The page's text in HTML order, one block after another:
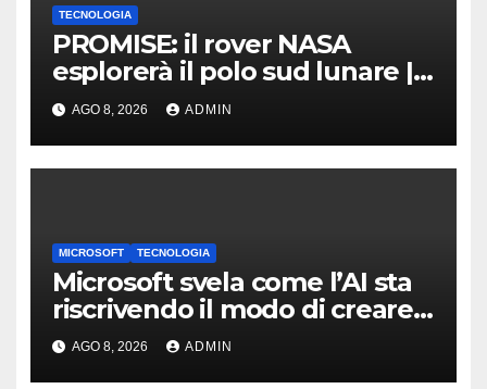
TECNOLOGIA
PROMISE: il rover NASA
esplorerà il polo sud lunare |
Cosa sappiamo
AGO 8, 2026 ADMIN
MICROSOFT TECNOLOGIA
Microsoft svela come l’AI sta
riscrivendo il modo di creare
software
AGO 8, 2026 ADMIN